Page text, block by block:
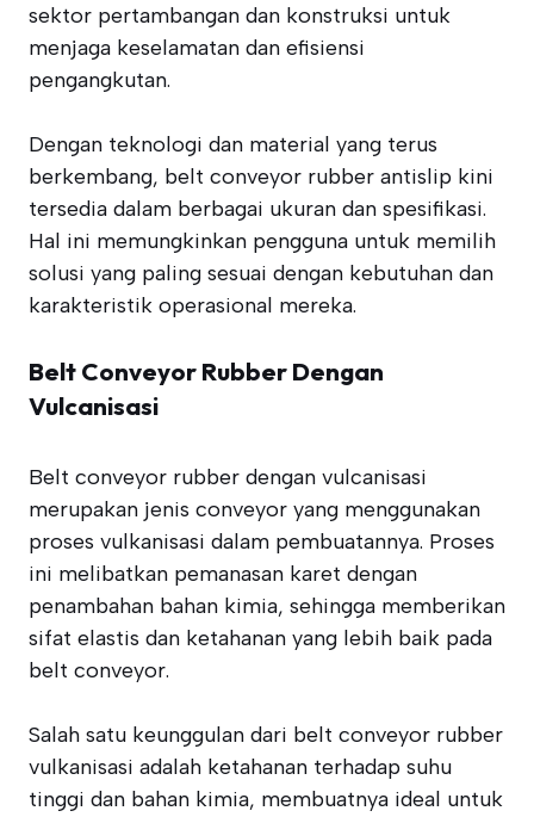
sektor pertambangan dan konstruksi untuk
menjaga keselamatan dan efisiensi
pengangkutan.
Dengan teknologi dan material yang terus
berkembang, belt conveyor rubber antislip kini
tersedia dalam berbagai ukuran dan spesifikasi.
Hal ini memungkinkan pengguna untuk memilih
solusi yang paling sesuai dengan kebutuhan dan
karakteristik operasional mereka.
Belt Conveyor Rubber Dengan
Vulcanisasi
Belt conveyor rubber dengan vulcanisasi
merupakan jenis conveyor yang menggunakan
proses vulkanisasi dalam pembuatannya. Proses
ini melibatkan pemanasan karet dengan
penambahan bahan kimia, sehingga memberikan
sifat elastis dan ketahanan yang lebih baik pada
belt conveyor.
Salah satu keunggulan dari belt conveyor rubber
vulkanisasi adalah ketahanan terhadap suhu
tinggi dan bahan kimia, membuatnya ideal untuk